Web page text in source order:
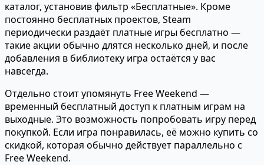
каталог, установив фильтр «Бесплатные». Кроме
постоянно бесплатных проектов, Steam
периодически раздаёт платные игры бесплатно —
такие акции обычно длятся несколько дней, и после
добавления в библиотеку игра остаётся у вас
навсегда.
Отдельно стоит упомянуть Free Weekend —
временный бесплатный доступ к платным играм на
выходные. Это возможность попробовать игру перед
покупкой. Если игра понравилась, её можно купить со
скидкой, которая обычно действует параллельно с
Free Weekend.